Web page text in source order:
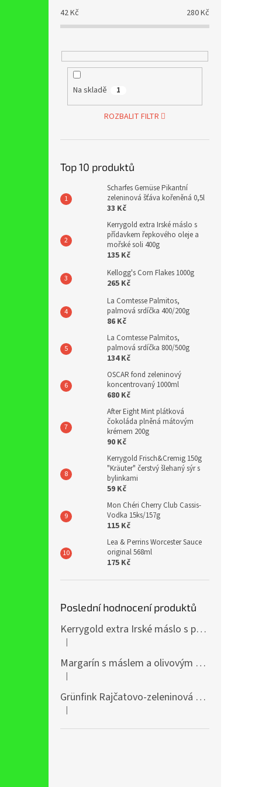
42Kč 280Kč
Na skladě 1
ROZBALIT FILTR
Top 10 produktů
Scharfes Gemüse Pikantní
zeleninová šťáva kořeněná 0,5l
33 Kč
Kerrygold extra Irské máslo s
přídavkem řepkového oleje a
mořské soli 400g
135 Kč
Kellogg's Corn Flakes 1000g
265 Kč
La Comtesse Palmitos,
palmová srdíčka 400/200g
86 Kč
La Comtesse Palmitos,
palmová srdíčka 800/500g
134 Kč
OSCAR fond zeleninový
koncentrovaný 1000ml
680 Kč
After Eight Mint plátková
čokoláda plněná mátovým
krémem 200g
90 Kč
Kerrygold Frisch&Cremig 150g
"Kräuter" čerstvý šlehaný sýr s
bylinkami
59 Kč
Mon Chéri Cherry Club Cassis-
Vodka 15ks/157g
115 Kč
Lea & Perrins Worcester Sauce
original 568ml
175 Kč
Poslední hodnocení produktů
Kerrygold extra Irské máslo s přídavkem řepkového oleje 400g
Hodnocení produktu je 5 z 5 hvězdiček.
|
Margarín s máslem a olivovým olejem 38% 250g
Hodnocení produktu je 5 z 5 hvězdiček.
|
Grünfink Rajčatovo-zeleninová šťáva 1l
Hodnocení produktu je 5 z 5 hvězdiček.
|